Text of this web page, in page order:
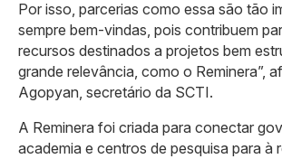
Por isso, parcerias como essa são tão
sempre bem-vindas, pois contribuem
recursos destinados a projetos bem
grande relevância, como o Reminera”,
Agopyan, secretário da SCTI.
A Reminera foi criada para conectar
academia e centros de pesquisa para à